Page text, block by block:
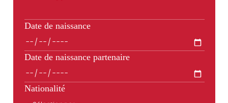
Date de naissance
Date de naissance partenaire
Nationalité